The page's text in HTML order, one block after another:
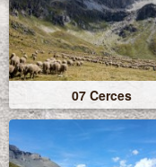
07 Cerces